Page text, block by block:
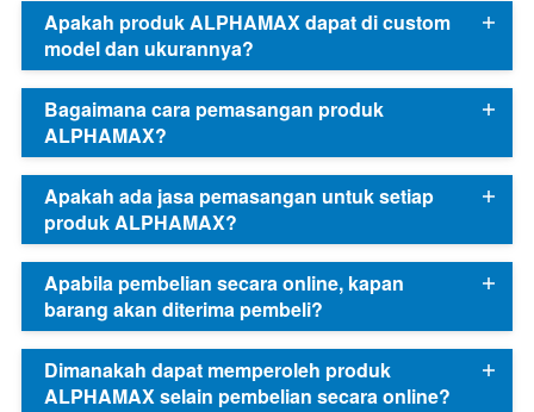
Apakah produk ALPHAMAX dapat di custom
model dan ukurannya?
Bagaimana cara pemasangan produk
ALPHAMAX?
Apakah ada jasa pemasangan untuk setiap
produk ALPHAMAX?
Apabila pembelian secara online, kapan
barang akan diterima pembeli?
Dimanakah dapat memperoleh produk
ALPHAMAX selain pembelian secara online?